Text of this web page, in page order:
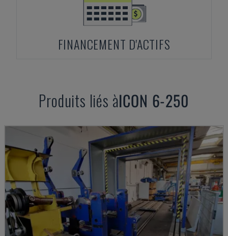
FINANCEMENT D'ACTIFS
Produits liés àICON 6-250